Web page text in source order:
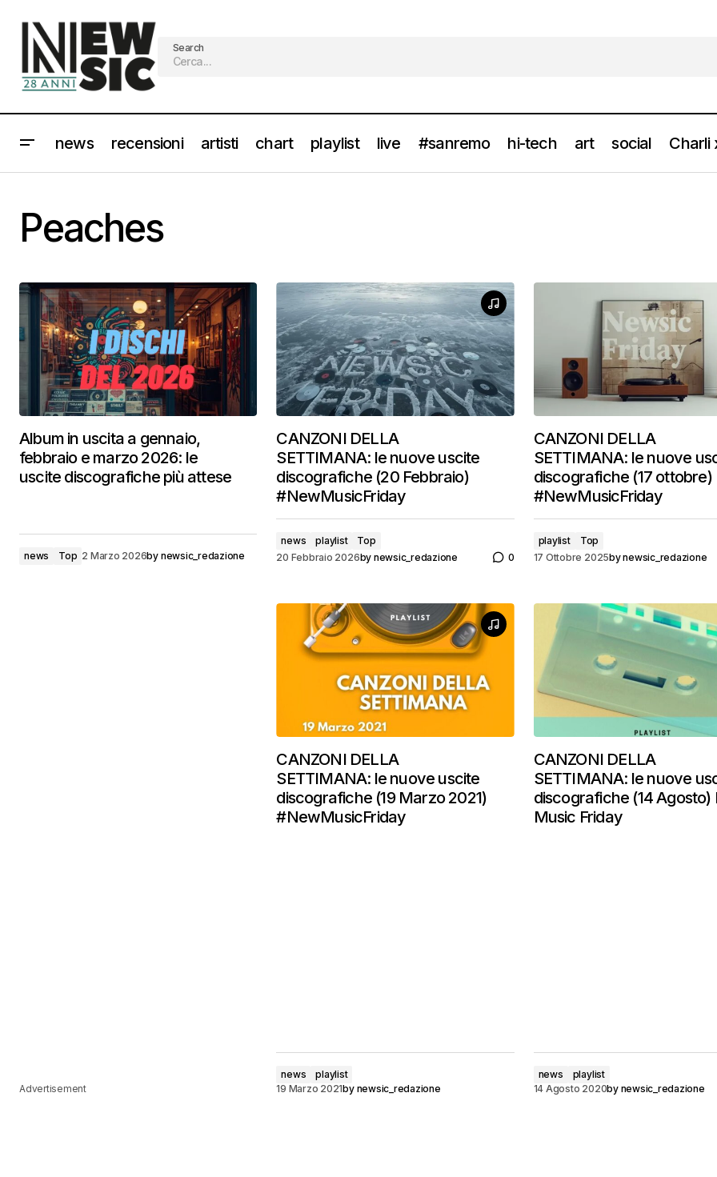
Search
news recensioni artisti chart playlist live #sanremo hi-tech art social Charli
Peaches
Album in uscita a gennaio,
febbraio e marzo 2026: le
uscite discografiche più attese
news Top 2 Marzo 2026by newsic_redazione
CANZONI DELLA
SETTIMANA: le nuove uscite
discografiche (20 Febbraio)
#NewMusicFriday
news playlist
Top
20 Febbraio 2026by newsic_redazione 0
CANZONI DELLA
SETTIMANA: le nuove
discografiche (17 ottobre)
#NewMusicFriday
playlist
Top
17 Ottobre 2025bynewsic_redazione
Advertisement
CANZONI DELLA
SETTIMANA: le nuove uscite
discografiche (19 Marzo 2021)
#NewMusicFriday
news
playlist
19 Marzo 2021by newsic_redazione
CANZONI DELLA
SETTIMANA: le nuove
discografiche (14 Agosto)
Music Friday
news
playlist
14 Agosto 2020by newsic_redazione